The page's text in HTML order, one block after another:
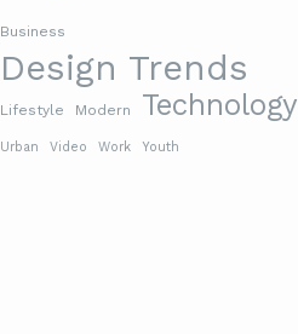
Business
Design Trends
Lifestyle Modern Technology
Urban Video Work Youth